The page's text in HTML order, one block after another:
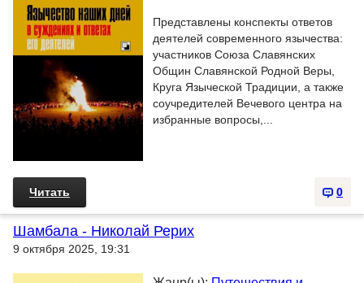
Представлены конспекты ответов
деятелей современного язычества:
участников Союза Славянских
Общин Славянской Родной Веры,
Круга Языческой Традиции, а также
соучредителей Вечевого центра на
избранные вопросы,...
0
Читать
Шамбала - Николай Рерих
9 октября 2025, 19:31